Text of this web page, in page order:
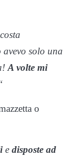
avevo solo una
A volte mi
o
e disposte ad